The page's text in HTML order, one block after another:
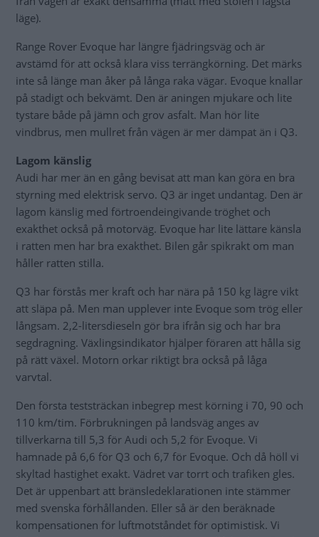
läge).
Range Rover Evoque har längre fjädringsväg och är
avstämd för att också klara viss terrängkörning. Det märks
inte så länge man åker på långa raka vägar. Evoque knallar
på stadigt och bekvämt. Den är aningen mjukare och lite
tystare både på jämn och grov asfalt. Man hör lite
vindbrus, men mullret från vägen är mer dämpat än i Q3.
Lagom känslig
Audi har mer än en gång bevisat att man kan göra en bra
styrning med elektrisk servo. Q3 är inget undantag. Den är
lagom känslig med förtroendeingivande tröghet och
exakthet också på motorväg. Evoque har lite lättare känsla
i ratten men har bra exakthet. Bilen går spikrakt om man
håller ratten stilla.
Q3 har förstås mer kraft och har nära på 150 kg lägre vikt
att släpa på. Men man upplever inte Evoque som trög eller
långsam. 2,2-litersdieseln gör bra ifrån sig och har bra
segdragning. Växlingsindikator hjälper föraren att hålla sig
på rätt växel. Motorn orkar riktigt bra också på låga
varvtal.
Den första teststräckan inbegrep mest körning i 70, 90 och
110 km/tim. Förbrukningen på landsväg anges av
tillverkarna till 5,3 för Audi och 5,2 för Evoque. Vi
hamnade på 6,6 för Q3 och 6,7 för Evoque. Och då höll vi
skyltad hastighet exakt. Vädret var torrt och trafiken gles.
Det är uppenbart att bränsledeklarationen inte stämmer
med svenska förhållanden. Eller så är den beräknade
kompensationen för luftmotståndet för optimistisk. Vi